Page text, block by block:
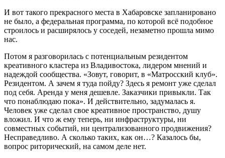
И вот такого прекрасного места в Хабаровске запланировано
не было, а федеральная программа, по которой всё подобное
строилось и расширялось у соседей, незаметно прошла мимо
нас.
Потом я разговорилась с потенциальным резидентом
креативного кластера из Владивостока, лидером мнений и
надеждой сообщества. «Зовут, говорит, в «Матросский клуб».
Резидентом. А зачем я туда пойду? Здесь я ремонт уже сделал
под себя. Аренда у меня дешевле. Заказчики привыкли. Так
что понаблюдаю пока». И действительно, задумалась я.
Человек уже сделал свое креативное пространство, душу
вложил. И что ж ему теперь, ни инфраструктуры, ни
совместных событий, ни централизованного продвижения?
Несправедливо. А сколько таких, как он…? Казалось бы,
вопрос риторический, на самом деле нет.